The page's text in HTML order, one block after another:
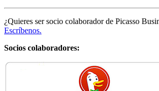
¿Quieres ser socio colaborador de Picasso
Escríbenos.
Socios colaboradores: